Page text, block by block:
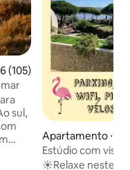
uma avaliação média de
(105)
sul,
Apartamento ⋅
Roi
Estúdio com vista
bonito, piscina
☀️Relaxe neste